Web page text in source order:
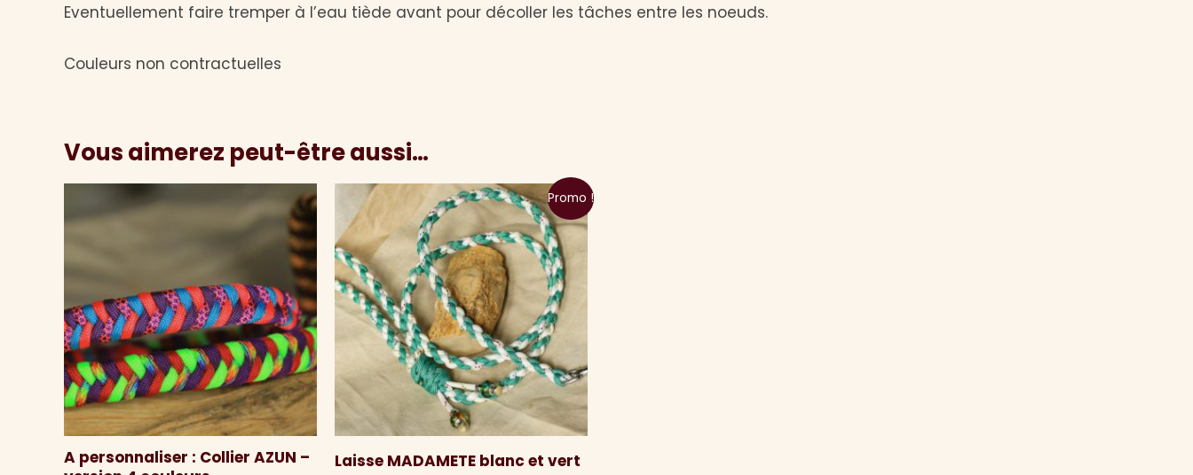
Eventuellement faire tremper à l’eau tiède avant pour décoller les tâches entre les noeuds.
Couleurs non contractuelles
Vous aimerez peut-être aussi…
A personnaliser : Collier AZUN –
Promo !
Laisse MADAMETE blanc et vert